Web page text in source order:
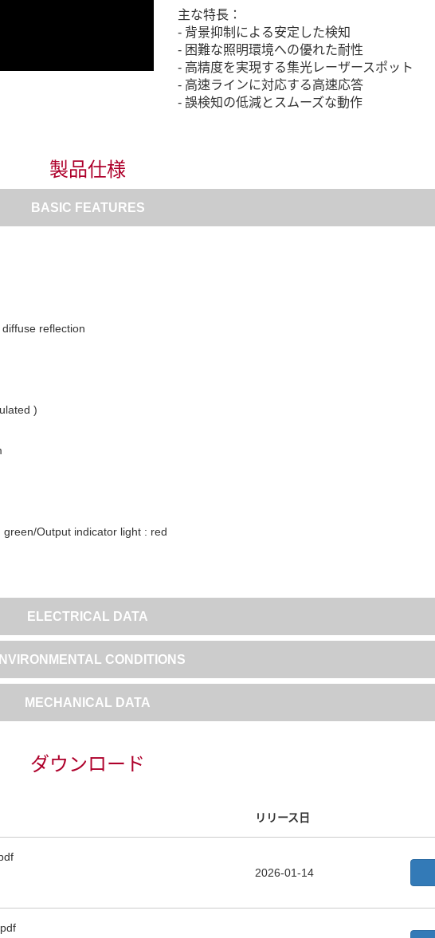
主な特長：
- 背景抑制による安定した検知
- 困難な照明環境への優れた耐性
- 高精度を実現する集光レーザースポット
- 高速ラインに対応する高速応答
- 誤検知の低減とスムーズな動作
製品仕様
BASIC FEATURES
reflection
)
Output indicator light : red
ELECTRICAL DATA
CONDITIONS
MECHANICAL DATA
ダウンロード
リリース日
2026-01-14